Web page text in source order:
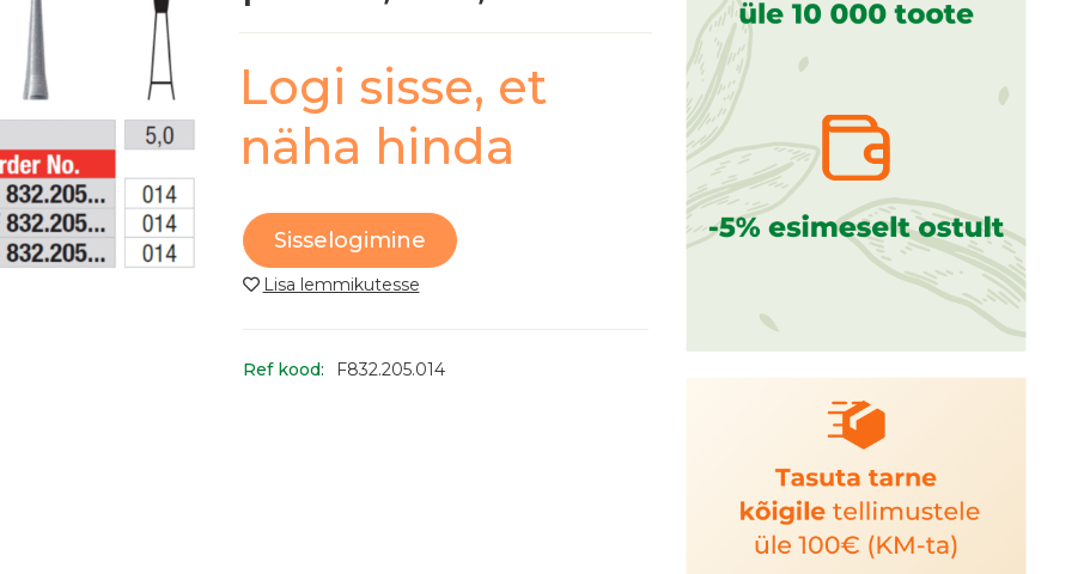
Logi sisse, et
näha hinda
Sisselogimine
Ref kood: F832.205.014